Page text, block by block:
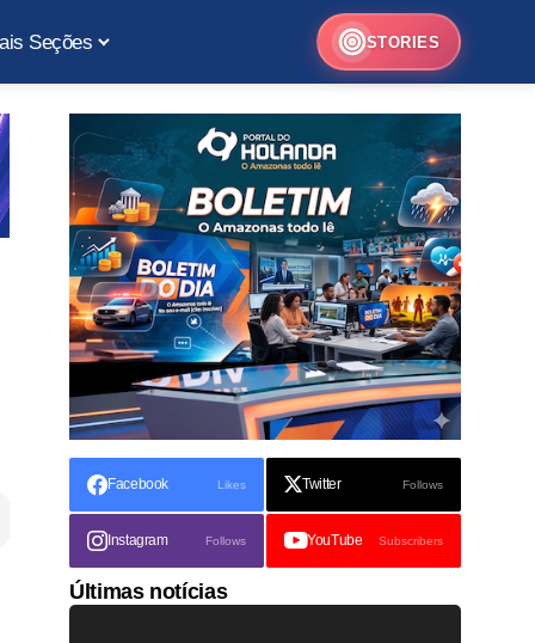
Seções STORIES
Facebook Likes Twitter Follows
Instagram Follows YouTube Subscribers
Últimas notícias